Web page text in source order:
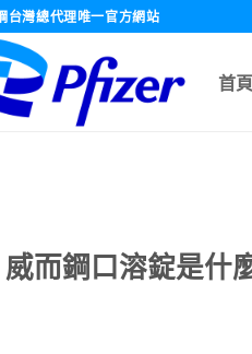
台灣總代理唯一官方網站
首頁
威而鋼口溶錠是什